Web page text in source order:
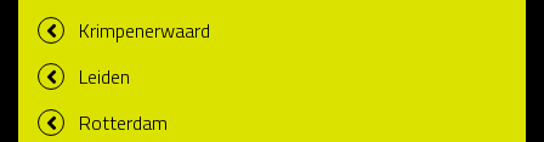
Krimpenerwaard
Leiden
Rotterdam